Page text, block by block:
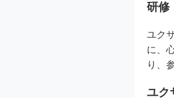
研修
ユク
に、
り、
ユク